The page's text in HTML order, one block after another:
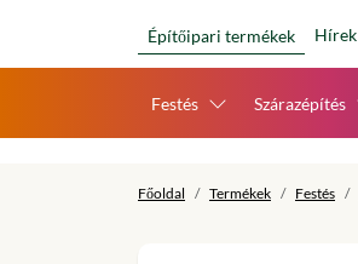
Építőipari termékek Hírek
Festés Szárazépítés
Főoldal Termékek Festés